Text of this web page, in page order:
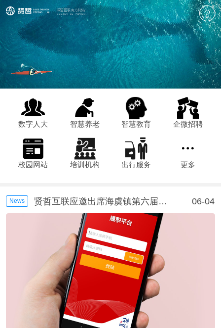
数字人大 智慧养老 智慧教育 企微招聘
校园网站 培训机构 出行服务 更多
News
贤哲互联应邀出席海虞镇第六届人民代表大会主席团会议
06-04
贤哲互联应邀出席苏州市“数字人大”建设工作会议
04-03
贤哲互联应邀出席海虞镇第六届人民代表大会主席团会议